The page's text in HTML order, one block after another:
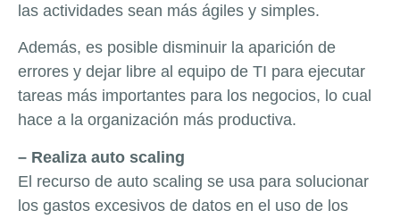
las actividades sean más ágiles y simples.
Además, es posible disminuir la aparición de
errores y dejar libre al equipo de TI para ejecutar
tareas más importantes para los negocios, lo cual
hace a la organización más productiva.
– Realiza auto scaling
El recurso de auto scaling se usa para solucionar
los gastos excesivos de datos en el uso de los